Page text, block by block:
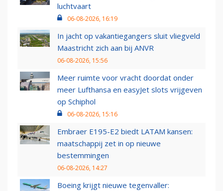
luchtvaart
06-08-2026, 16:19
In jacht op vakantiegangers sluit vliegveld
Maastricht zich aan bij ANVR
06-08-2026, 15:56
Meer ruimte voor vracht doordat onder
meer Lufthansa en easyJet slots vrijgeven
op Schiphol
06-08-2026, 15:16
Embraer E195-E2 biedt LATAM kansen:
maatschappij zet in op nieuwe
bestemmingen
06-08-2026, 14:27
Boeing krijgt nieuwe tegenvaller: